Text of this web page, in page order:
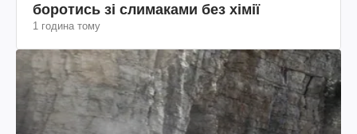
боротись зі слимаками без хімії
1 година тому